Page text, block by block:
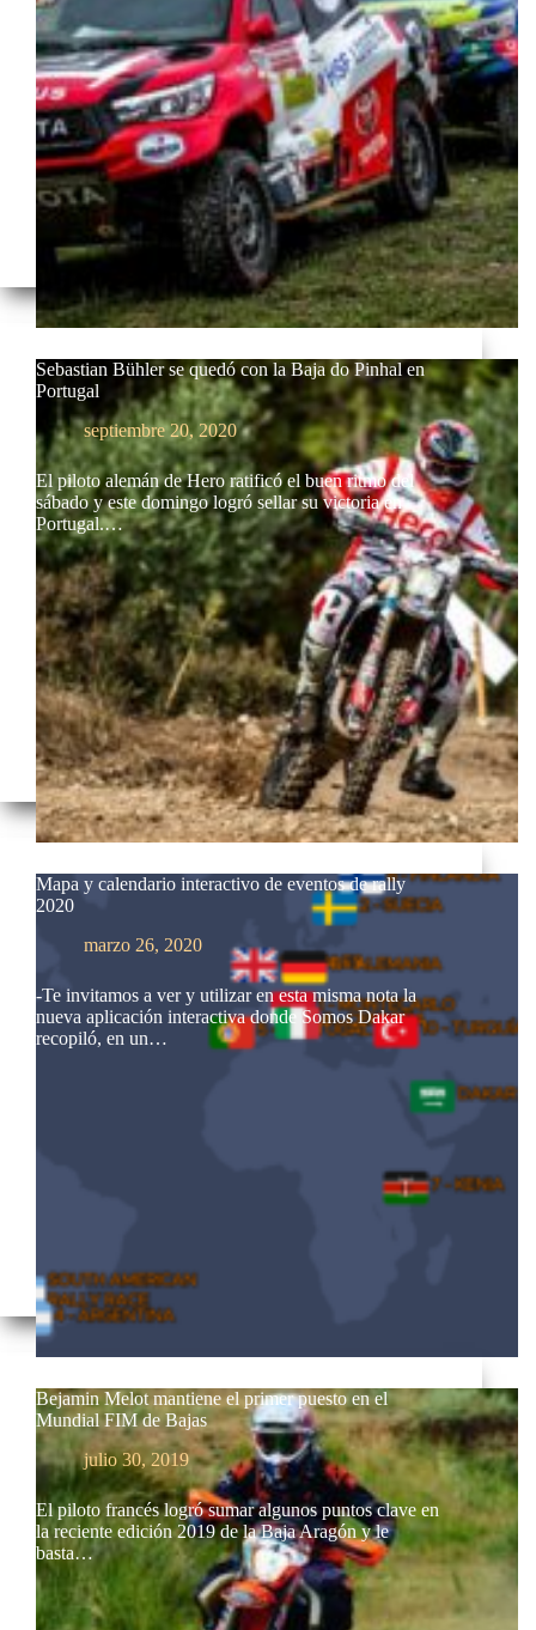
Sebastian Bühler se quedó con la Baja do Pinhal en
Portugal
septiembre 20, 2020
El piloto alemán de Hero ratificó el buen ritmo del
sábado y este domingo logró sellar su victoria en
Portugal.…
Mapa y calendario interactivo de eventos de rally
2020
marzo 26, 2020
-Te invitamos a ver y utilizar en esta misma nota la
nueva aplicación interactiva donde Somos Dakar
recopiló, en un…
Bejamin Melot mantiene el primer puesto en el
Mundial FIM de Bajas
julio 30, 2019
El piloto francés logró sumar algunos puntos clave en
la reciente edición 2019 de la Baja Aragón y le
basta…